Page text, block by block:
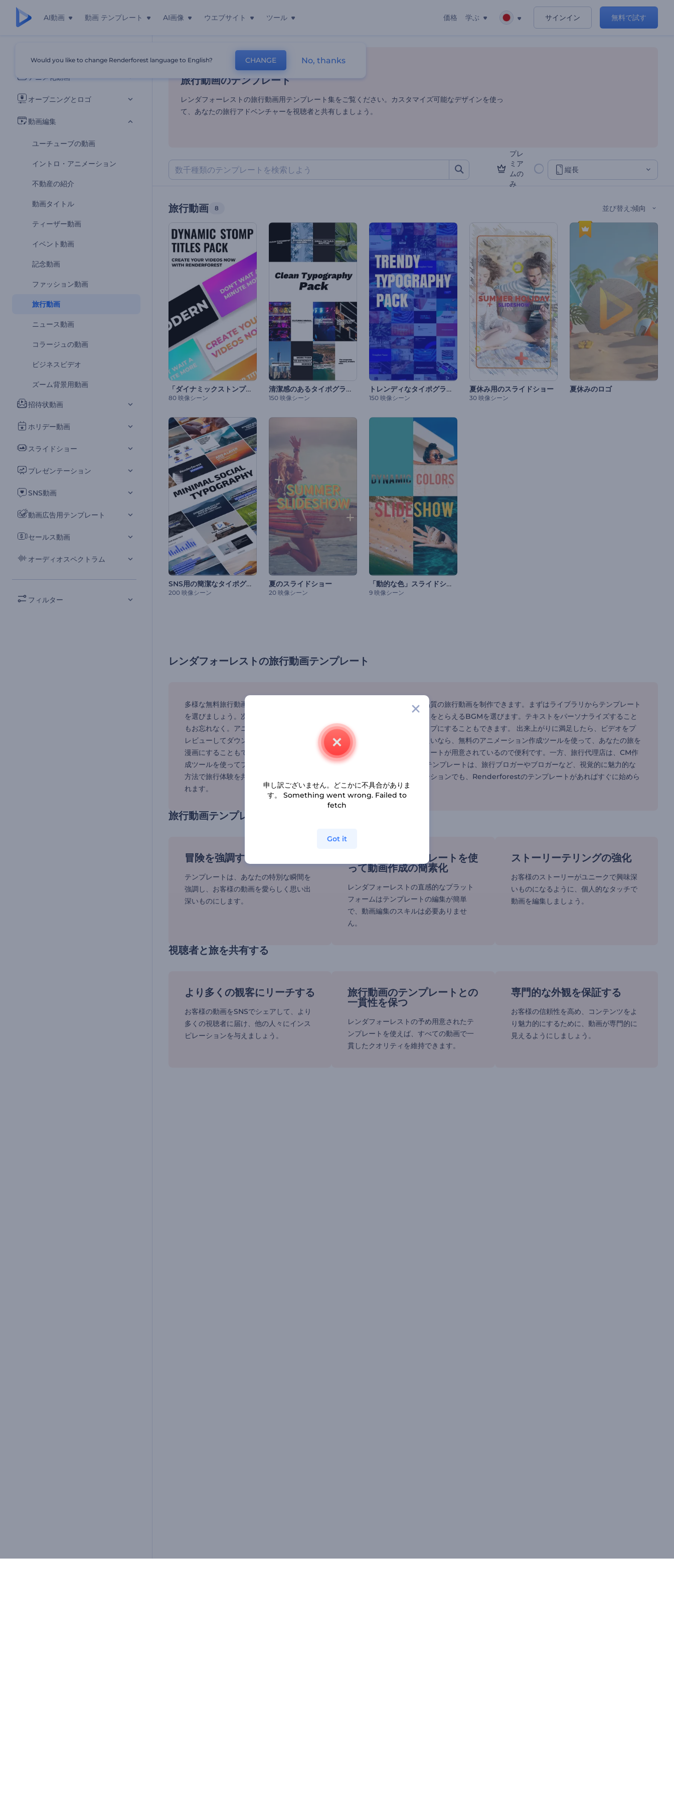
AI動画 動画 テンプレート AI画像 ウエブサイト ツール 価格 学ぶ サインイン 無料で試す
すべてのテンプレート
アニメ化動画
オープニングとロゴ
動画編集
ユーチューブの動画
イントロ・アニメーション
不動産の紹介
動画タイトル
ティーザー動画
イベント動画
記念動画
ファッション動画
旅行動画
ニュース動画
コラージュの動画
ビジネスビデオ
ズーム背景用動画
招待状動画
ホリデー動画
スライドショー
プレゼンテーション
SNS動画
動画広告用テンプレート
セールス動画
オーディオスペクトラム
フィルター
旅行動画のテンプレート
ホーム テンプレート 動画編集 旅行動画
旅行動画のテンプレート
レンダフォーレストの旅行動画用テンプレート集をご覧ください。カスタマイズ可能なデザインを使っ
て、あなたの旅行アドベンチャーを視聴者と共有しましょう。
プレ
ミア
ムの
み
縦長
旅行動画 8 並び替え :傾向
「ダイナミックストンプ」タイトル・セット
80 映像シーン
清潔感のあるタイポグラフィパック
150 映像シーン
トレンディなタイポグラフィパック
150 映像シーン
夏休み用のスライドショー
30 映像シーン
夏休みのロゴ
SNS用の簡潔なタイポグラフィ
200 映像シーン
夏のスライドショー
20 映像シーン
「動的な色」スライドショー
9 映像シーン
レンダフォーレストの旅行動画テンプレート
多様な無料旅行動画テンプレートが用意されているので、労力をかけずに高品質の旅行動画を制作できます。まずはライブラリからテンプレート
を選びましょう。次に、あなたの冒険の写真や動画クリップを追加し、気持ちをとらえるBGMを選びます。テキストをパーソナライズすること
もお忘れなく。アニメーションテキスト作成ツールを使って、テキストをポップにすることもできます。 出来上がりに満足したら、ビデオをプ
レビューしてダウンロードしましょう。さらにクリエイティブな気分になりたいなら、無料のアニメーション作成ツールを使って、あなたの旅を
漫画にすることもできます。このツールには様々なアニメーションのテンプレートが用意されているので便利です。一方、旅行代理店は、CM作
成ツールを使ってプロ級の旅行広告を制作できます。 旅行ビデオのイントロテンプレートは、旅行ブロガーやブロガーなど、視覚的に魅力的な
方法で旅行体験を共有したい人に便利です。個人旅行でも旅行会社のプロモーションでも、Renderforestのテンプレートがあればすぐに始めら
れます。
旅行動画テンプレートで思い出を残す
冒険を強調する
テンプレートは、あなたの特別な瞬間を
強調し、お客様の動画を愛らしく思い出
深いものにします。
旅行動画のテンプレートを使
って動画作成の簡素化
レンダフォーレストの直感的なプラット
フォームはテンプレートの編集が簡単
で、動画編集のスキルは必要ありませ
ん。
ストーリーテリングの強化
お客様のストーリーがユニークで興味深
いものになるように、個人的なタッチで
動画を編集しましょう。
視聴者と旅を共有する
より多くの観客にリーチする
お客様の動画をSNSでシェアして、より
多くの視聴者に届け、他の人々にインス
ピレーションを与えましょう。
旅行動画のテンプレートとの
一貫性を保つ
レンダフォーレストの予め用意されたテ
ンプレートを使えば、すべての動画で一
貫したクオリティを維持できます。
専門的な外観を保証する
お客様の信頼性を高め、コンテンツをよ
り魅力的にするために、動画が専門的に
見えるようにしましょう。
Would you like to change Renderforest language to English? CHANGE No, thanks
申し訳ございません。どこかに不具合がありま
す。 Something went wrong. Failed to
fetch
Got it